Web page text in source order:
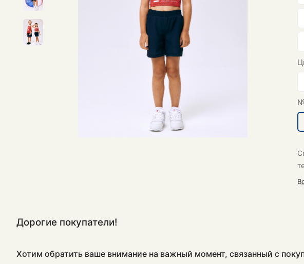
Дорогие покупатели!
Хотим обратить ваше внимание на важный момент, связанный с